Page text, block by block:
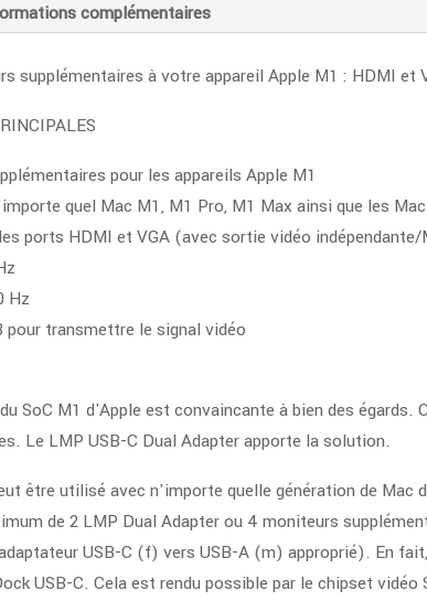
complémentaires
supplémentaires à votre appareil Apple M1 : HDMI et
pour les appareils Apple M1
quel Mac M1, M1 Pro, M1 Max ainsi que les
ports HDMI et VGA (avec sortie vidéo indépendante/
Hz
transmettre le signal vidéo
SoC M1 d'Apple est convaincante à bien des
Le LMP USB-C Dual Adapter apporte la solution.
être utilisé avec n'importe quelle génération de
de 2 LMP Dual Adapter ou 4 moniteurs
USB-C (f) vers USB-A (m) approprié). En
USB-C. Cela est rendu possible par le chipset